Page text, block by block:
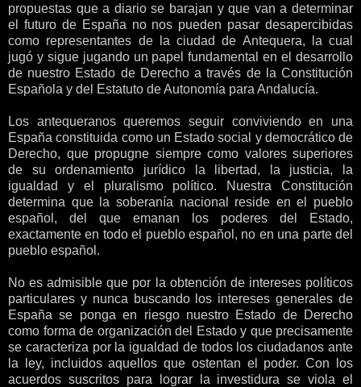
propuestas que a diario se barajan y que van a determinar
el futuro de España no nos pueden pasar desapercibidas
como representantes de la ciudad de Antequera, la cual
jugó y sigue jugando un papel fundamental en el desarrollo
de nuestro Estado de Derecho a través de la Constitución
Española y del Estatuto de Autonomía para Andalucía.
Los antequeranos queremos seguir conviviendo en una
España constituida como un Estado social y democrático de
Derecho, que propugne siempre como valores superiores
de su ordenamiento jurídico la libertad, la justicia, la
igualdad y el pluralismo político. Nuestra Constitución
determina que la soberanía nacional reside en el pueblo
español, del que emanan los poderes del Estado,
exactamente en todo el pueblo español, no en una parte del
pueblo español.
No es admisible que por la obtención de intereses políticos
particulares y nunca buscando los intereses generales de
España se ponga en riesgo nuestro Estado de Derecho
como forma de organización del Estado y que precisamente
se caracteriza por la igualdad de todos los ciudadanos ante
la ley, incluidos aquellos que ostentan el poder. Con los
acuerdos suscritos para lograr la investidura se viola el